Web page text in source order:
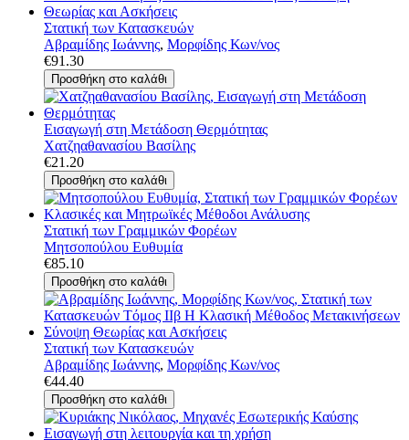
Στατική των Κατασκευών
Αβραμίδης Ιωάννης, Μορφίδης Κων/νος
€91.30
Εισαγωγή στη Μετάδοση Θερμότητας
Χατζηαθανασίου Βασίλης
€21.20
Στατική των Γραμμικών Φορέων
Μητσοπούλου Ευθυμία
€85.10
Στατική των Κατασκευών
Αβραμίδης Ιωάννης, Μορφίδης Κων/νος
€44.40